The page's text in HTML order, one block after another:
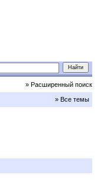
» Расширенный поиск
» Все темы